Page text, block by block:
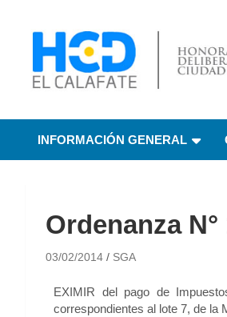
Honorable
Deliberante
INFORMACIÓN GENERAL
Ordenanza N°
03/02/2014 SGA
EXIMIR del pago de
correspondientes al lote 7, de la